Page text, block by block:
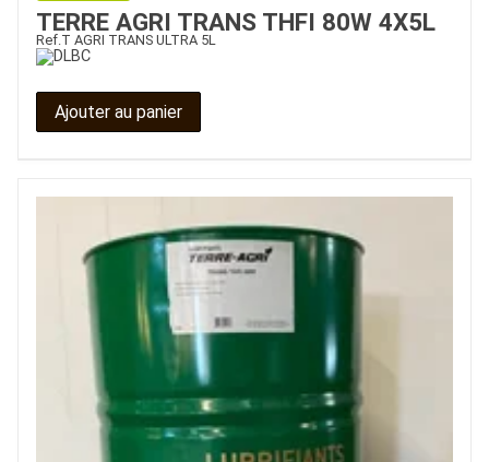
TERRE AGRI TRANS THFI 80W 4X5L
Ref.T AGRI TRANS ULTRA 5L
Ajouter au panier